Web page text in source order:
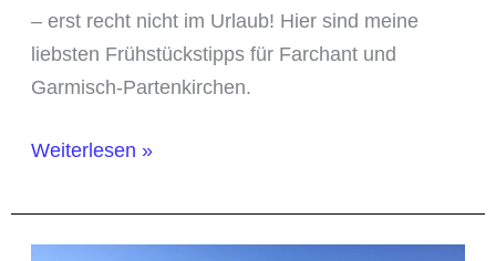
– erst recht nicht im Urlaub! Hier sind meine
liebsten Frühstückstipps für Farchant und
Garmisch-Partenkirchen.
Genuss
Morgen:
Meine
Weiterlesen »